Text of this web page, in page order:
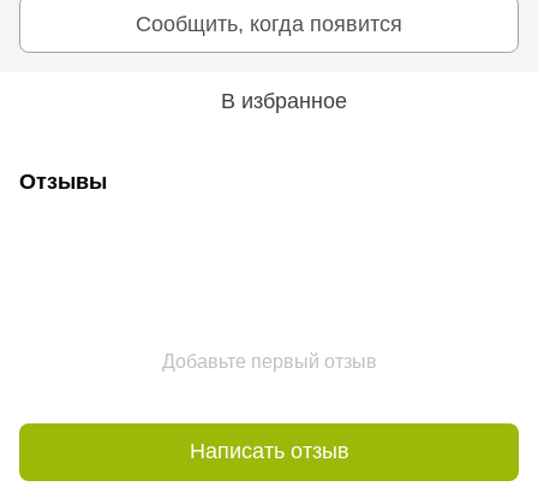
Сообщить, когда появится
В избранное
Отзывы
Добавьте первый отзыв
Написать отзыв